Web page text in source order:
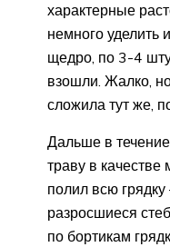
характерные
немного уделить
щедро, по 3-4
взошли. Жалко,
сложила тут же,
Дальше в
траву в качестве
полил всю
разросшиеся
по бортикам